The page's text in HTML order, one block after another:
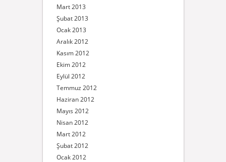
Mart 2013
Şubat 2013
Ocak 2013
Aralık 2012
Kasım 2012
Ekim 2012
Eylül 2012
Temmuz 2012
Haziran 2012
Mayıs 2012
Nisan 2012
Mart 2012
Şubat 2012
Ocak 2012